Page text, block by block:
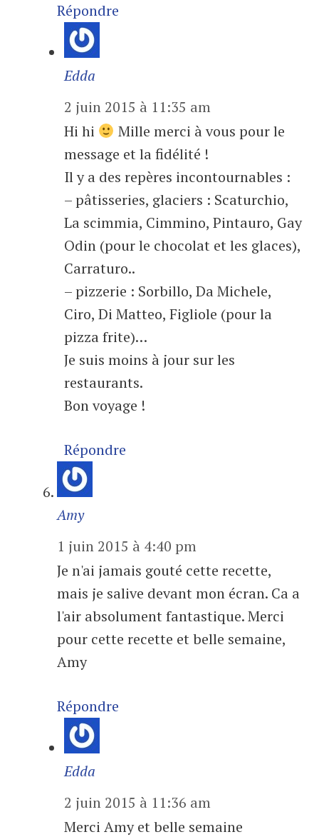
Répondre
Edda
2 juin 2015 à 11:35 am
Hi hi
Mille merci à vous pour le
message et la fidélité !
Il y a des repères incontournables :
– pâtisseries, glaciers : Scaturchio,
La scimmia, Cimmino, Pintauro, Gay
Odin (pour le chocolat et les glaces),
Carraturo..
– pizzerie : Sorbillo, Da Michele,
Ciro, Di Matteo, Figliole (pour la
pizza frite)…
Je suis moins à jour sur les
restaurants.
Bon voyage !
Répondre
Amy
1 juin 2015 à 4:40 pm
Je n'ai jamais gouté cette recette,
mais je salive devant mon écran. Ca a
l'air absolument fantastique. Merci
pour cette recette et belle semaine,
Amy
Répondre
Edda
2 juin 2015 à 11:36 am
Merci Amy et belle semaine